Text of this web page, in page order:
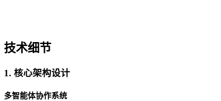
技术细节
1. 核心架构设计
多智能体协作系统